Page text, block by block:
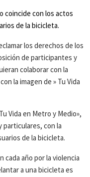
coincide con los actos
de la bicicleta.
los derechos de los
de participantes y
colaborar con la
la imagen de » Tu Vida
Vida en Metro y Medio»,
particulares, con la
de la bicicleta.
cada año por la violencia
a una bicicleta es